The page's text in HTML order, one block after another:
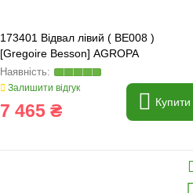
173401 Відвал лівий ( BE008 )
[Gregoire Besson] AGROPA
Залишити відгук
7 465 ₴ Купити